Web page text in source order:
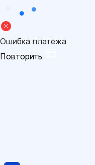
Ошибка платежа
Повторить